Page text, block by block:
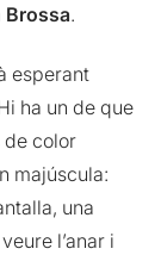
Brossa.
esperant
ha un de que
de color
majúscula:
una
l’anar i